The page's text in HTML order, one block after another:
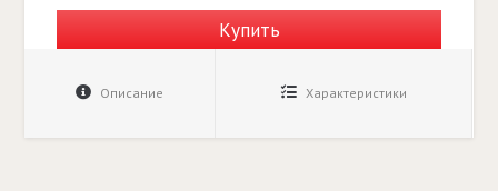
Купить
Описание Характеристики